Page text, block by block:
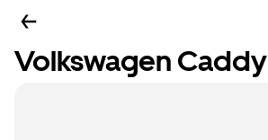
Volkswagen Caddy